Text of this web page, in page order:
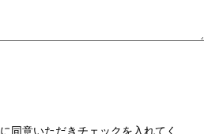
に同意いただきチェックを入れてく